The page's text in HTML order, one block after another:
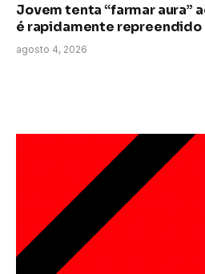
Jovem tenta “farmar aura”
é rapidamente repreendido
agosto 4, 2026